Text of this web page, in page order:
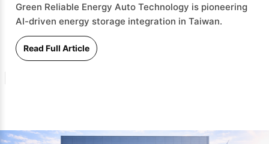
Green Reliable Energy Auto Technology is pioneering
AI-driven energy storage integration in Taiwan.
Read Full Article